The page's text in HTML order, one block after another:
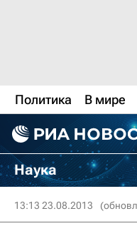
Политика В мире
Наука
13:13 23.08.2013